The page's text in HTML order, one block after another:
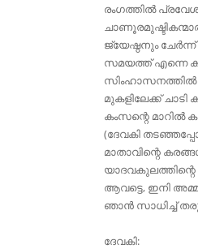
രംഗത്തിൽ
ജ്യേഷ്ഠനും
സമയത്ത് എന്നെ
സിംഹാസനത്തിൽ
മുകളിലേക്ക് ചാടി
കംസന്റെ മാറിൽ
(ദേവകി
മാതാവിന്റെ
ആവട്ടെ, ഇനി
ഞാൻ സാധിച്ച്
ദേവകി: